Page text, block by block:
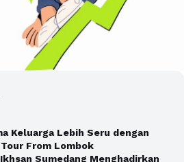
Keluarga Lebih Seru dengan
From Lombok
Sumedang Menghadirkan